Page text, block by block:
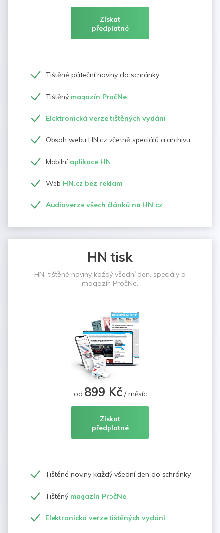
Získat
předplatné
Tištěné páteční noviny do schránky
Tištěný magazín PročNe
Elektronická verze tištěných vydání
Obsah webu HN.cz včetně speciálů a archivu
Mobilní aplikace HN
Web HN.cz bez reklam
Audioverze všech článků na HN.cz
HN tisk
HN, tištěné noviny každý všední den, speciály a
magazín PročNe.
od 899 Kč/ měsíc
Získat
předplatné
Tištěné noviny každý všední den do schránky
Tištěný magazín PročNe
Elektronická verze tištěných vydání